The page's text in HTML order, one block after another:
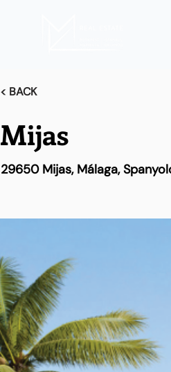
< BACK
Mijas
29650 Mijas, Málaga,